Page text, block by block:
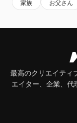
家族 お父さん
最高のクリエイティ
エイター、企業、